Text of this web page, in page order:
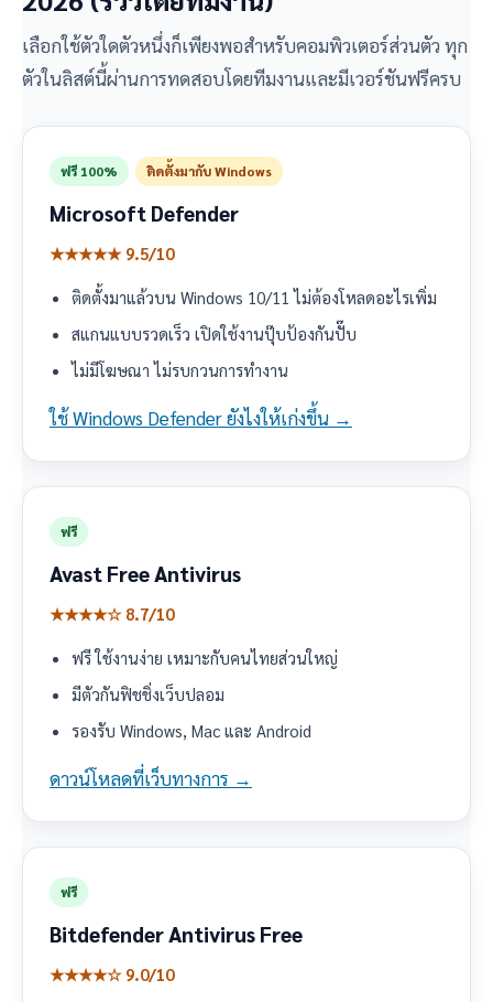
เลือกใช้ตัวใดตัวหนึ่งก็เพียงพอสำหรับคอมพิวเตอร์ส่วนตัว ทุก
ตัวในลิสต์นี้ผ่านการทดสอบโดยทีมงานและมีเวอร์ชันฟรีครบ
ฟรี 100% ติดตั้งมากับ Windows
Microsoft Defender
★★★★★ 9.5/10
ติดตั้งมาแล้วบน Windows 10/11 ไม่ต้องโหลดอะไรเพิ่ม
สแกนแบบรวดเร็ว เปิดใช้งานปุ๊บป้องกันปั๊บ
ไม่มีโฆษณา ไม่รบกวนการทำงาน
ใช้ Windows Defender ยังไงให้เก่งขึ้น →
ฟรี
Avast Free Antivirus
★★★★☆ 8.7/10
ฟรี ใช้งานง่าย เหมาะกับคนไทยส่วนใหญ่
มีตัวกันฟิชชิ่งเว็บปลอม
รองรับ Windows, Mac และ Android
ดาวน์โหลดที่เว็บทางการ →
ฟรี
Bitdefender Antivirus Free
★★★★☆ 9.0/10